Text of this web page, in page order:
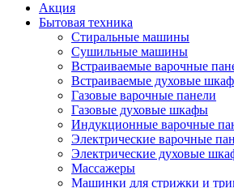
Акция
Бытовая техника
Стиральные машины
Сушильные машины
Встраиваемые варочные
Встраиваемые духовые
Газовые варочные панели
Газовые духовые шкафы
Индукционные варочные
Электрические варочные
Электрические духовые
Массажеры
Машинки для стрижки и